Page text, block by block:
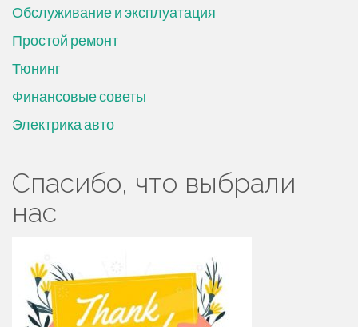
Обслуживание и эксплуатация
Простой ремонт
Тюнинг
Финансовые советы
Электрика авто
Спасибо, что выбрали
нас